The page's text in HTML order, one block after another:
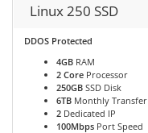
Linux 250 SSD
DDOS Protected
4GB RAM
2 Core Processor
250GB SSD Disk
6TB Monthly Transfer
2 Dedicated IP
100Mbps Port Speed